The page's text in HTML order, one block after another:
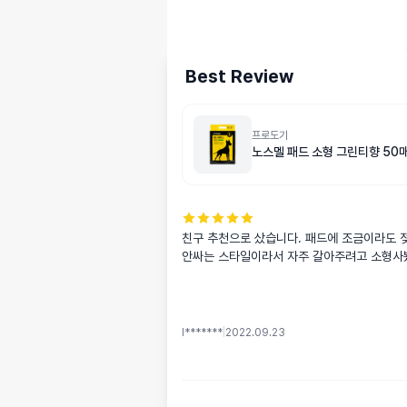
Best Review
프로도기
노스멜 패드 소형 그린티향 50
친구 추천으로 샀습니다. 패드에 조금이라도
안싸는 스타일이라서 자주 갈아주려고 소형사
l******* 2022.09.23